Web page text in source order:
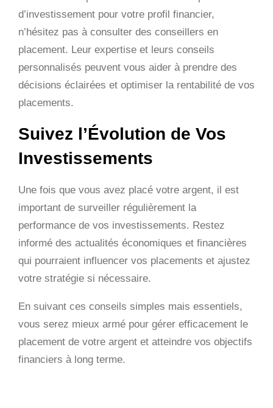
d’investissement pour votre profil financier,
n’hésitez pas à consulter des conseillers en
placement. Leur expertise et leurs conseils
personnalisés peuvent vous aider à prendre des
décisions éclairées et optimiser la rentabilité de vos
placements.
Suivez l’Évolution de Vos
Investissements
Une fois que vous avez placé votre argent, il est
important de surveiller régulièrement la
performance de vos investissements. Restez
informé des actualités économiques et financières
qui pourraient influencer vos placements et ajustez
votre stratégie si nécessaire.
En suivant ces conseils simples mais essentiels,
vous serez mieux armé pour gérer efficacement le
placement de votre argent et atteindre vos objectifs
financiers à long terme.